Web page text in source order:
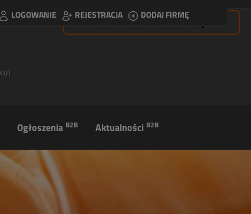
LOGOWANIE REJESTRACJA DODAJ FIRMĘ
Ogłoszenia B2B Aktualności B2B
Usuń filtrowanie lokalizacji